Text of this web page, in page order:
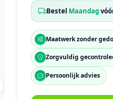
Bestel Maandag
Maatwerk zonder
Zorgvuldig
Persoonlijk advies